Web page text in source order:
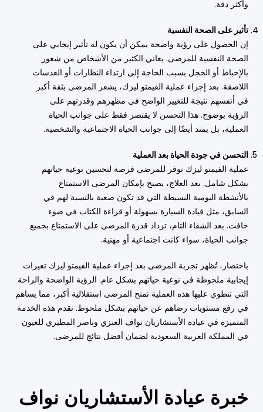
وأكثر دقة.
تأثير على الصحة النفسية
إن الحصول على رؤية واضحة يمكن أن يكون له تأثير إيجابي على
الصحة النفسية للمرضى. يعاني الكثير من الأشخاص من شعور
بالإحباط أو الخجل بسبب الحاجة إلى ارتداء النظارات أو العدسات
اللاصقة. بعد إجراء عملية الفيمتو ليزك، يشعر المرضى بثقة أكبر
في أنفسهم نتيجة للتغيير الواضح في مظهرهم وقدرتهم على
الرؤية بوضوح. هذا التحسن لا يقتصر فقط على جوانب الحياة
العملية، بل يمتد أيضًا إلى جوانب الحياة الاجتماعية والشخصية.
التحسن في جودة الحياة بعد العملية
عملية الفيمتو ليزك توفر للمرضى فرصة لتحسين نوعية حياتهم
بشكل شامل. بعد العلاج، يصبح بإمكان المرضى الاستمتاع
بالأنشطة اليومية البسيطة التي قد تكون صعبة بالنسبة لهم في
السابق، مثل قيادة السيارة بسهولة أو قراءة الكتاب في ضوء
خافت. بعد الشفاء التام، تزداد قدرة المرضى على الاستمتاع بجميع
جوانب الحياة، سواء كانت اجتماعية أو مهنية.
باختصار، تُظهر تجربة المرضى بعد إجراء عملية الفيمتو ليزك تغيرات
إيجابية ملحوظة في نوعية حياتهم بشكل عام. الرؤية الواضحة والراحة
التي تنطوي عليها هذه العملية تمنح المرضى استقلالية أكبر، مما يساهم
في رفع مستويات رضاهم عن حياتهم بشكل ملحوظ. نقدم هذه الخدمة
المتميزة في عيادة الأستشاريان نواف العنزي وناصر المطيري للعيون
في المملكة العربية السعودية لضمان أفضل نتائج للمرضى.
خبرة عيادة الأستشاريان نواف